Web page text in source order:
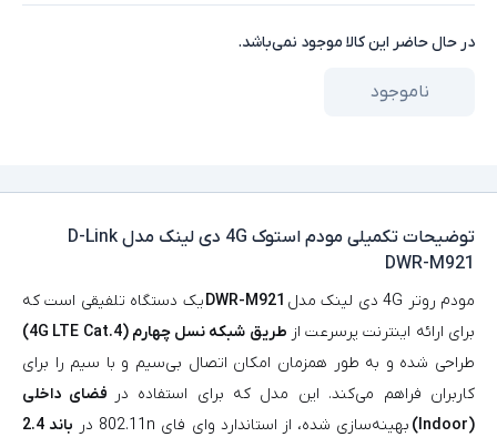
در حال حاضر این کالا موجود نمی‌باشد.
ناموجود
توضیحات تکمیلی
مودم استوک 4G دی لینک مدل D-Link
DWR-M921
مودم روتر 4G دی‌ لینک مدل DWR-M921یک دستگاه تلفیقی است که
برای ارائه اینترنت پرسرعت از طریق شبکه نسل چهارم (4G LTE Cat.4)
طراحی شده و به طور همزمان امکان اتصال بی‌سیم و با سیم را برای
کاربران فراهم می‌کند. این مدل که برای استفاده در فضای داخلی
(Indoor)
بهینه‌سازی شده، از استاندارد وای‌ فای 802.11n در
باند 2.4